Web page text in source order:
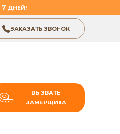
7 ДНЕЙ!
ЗАКАЗАТЬ ЗВОНОК
ВЫЗВАТЬ
ЗАМЕРЩИКА